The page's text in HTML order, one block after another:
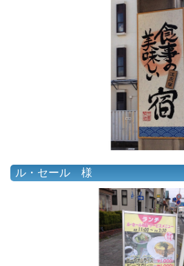
ル・セール 様